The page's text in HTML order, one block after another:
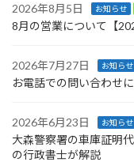
2026年8月5日 お知らせ
8月の営業について【
2026年7月27日 お知らせ
お電話での問い合わせ
2026年6月23日 お知らせ
大森警察署の車庫証明
の行政書士が解説